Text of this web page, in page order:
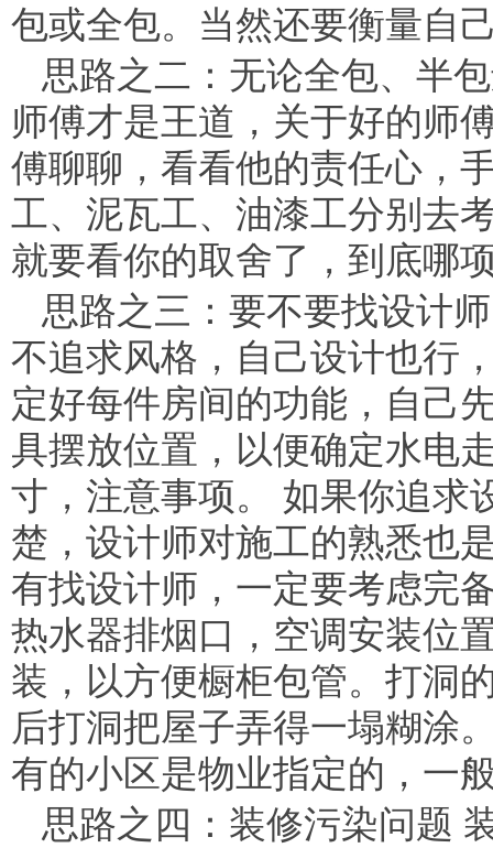
包或全包。当然还要衡量自
思路之二：无论全包、半
师傅才是王道，关于好的师
傅聊聊，看看他的责任心，
工、泥瓦工、油漆工分别去
就要看你的取舍了，到底哪
思路之三：要不要找设计
不追求风格，自己设计也行
定好每件房间的功能，自己
具摆放位置，以便确定水电
寸，注意事项。 如果你追求
楚，设计师对施工的熟悉也
有找设计师，一定要考虑完
热水器排烟口，空调安装位
装，以方便橱柜包管。打洞
后打洞把屋子弄得一塌糊涂
有的小区是物业指定的，一
思路之四：装修污染问题